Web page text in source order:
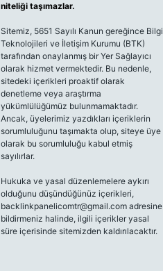
niteliği taşımazlar.
Sitemiz, 5651 Sayılı Kanun gereğince Bilgi
Teknolojileri ve İletişim Kurumu (BTK)
tarafından onaylanmış bir Yer Sağlayıcı
olarak hizmet vermektedir. Bu nedenle,
sitedeki içerikleri proaktif olarak
denetleme veya araştırma
yükümlülüğümüz bulunmamaktadır.
Ancak, üyelerimiz yazdıkları içeriklerin
sorumluluğunu taşımakta olup, siteye üye
olarak bu sorumluluğu kabul etmiş
sayılırlar.
Hukuka ve yasal düzenlemelere aykırı
olduğunu düşündüğünüz içerikleri,
backlinkpanelicomtr@gmail.comadresine
bildirmeniz halinde, ilgili içerikler yasal
süre içerisinde sitemizden kaldırılacaktır.